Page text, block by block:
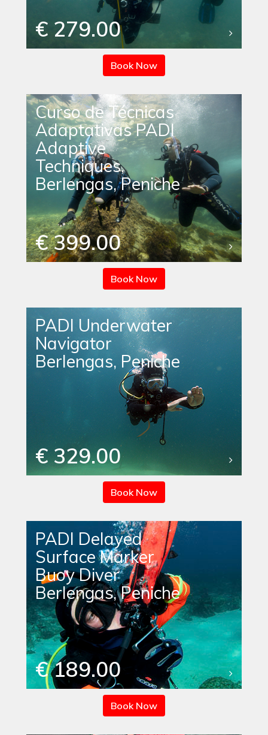
€ 279.00
Book Now
Curso de Técnicas
Adaptativas PADI
Adaptive
Techniques,
Berlengas, Peniche
€ 399.00
Book Now
PADI Underwater
Navigator
Berlengas, Peniche
€ 329.00
Book Now
PADI Delayed
Surface Marker
Buoy Diver
Berlengas, Peniche
€ 189.00
Book Now